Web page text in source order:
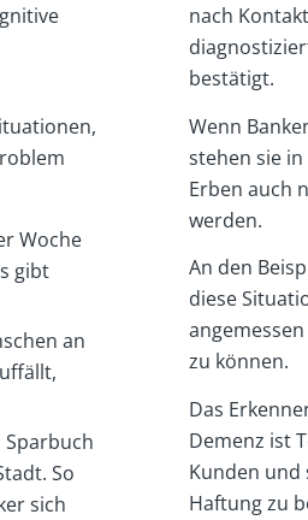
Woche
gibt
an
So
sich
nach
bestätigt.
Wenn
stehen sie
Erben auch
werden.
An den
diese
zu können.
Das
Demenz ist
Kunden und
Haftung zu